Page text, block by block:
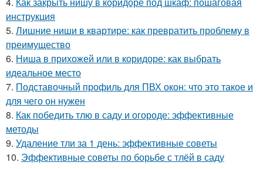
инструкция
5. Лишние ниши в квартире: как превратить проблему в
преимущество
6. Ниша в прихожей или в коридоре: как выбрать
идеальное место
7. Подставочный профиль для ПВХ окон: что это такое и
для чего он нужен
8. Как победить тлю в саду и огороде: эффективные
методы
9. Удаление тли за 1 день: эффективные советы
10. Эффективные советы по борьбе с тлёй в саду